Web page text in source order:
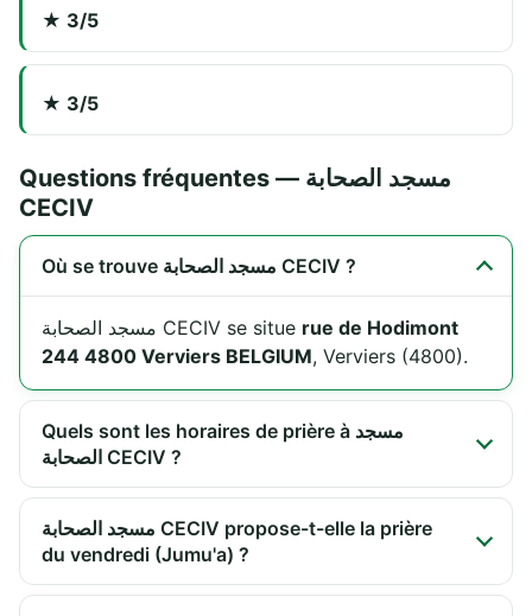
★ 3/5
★ 3/5
Questions fréquentes — مسجد الصحابة
CECIV
Où se trouve مسجد الصحابة CECIV ?
مسجد الصحابة CECIV se situe rue de Hodimont
244 4800 Verviers BELGIUM, Verviers (4800).
Quels sont les horaires de prière à مسجد
الصحابة CECIV ?
مسجد الصحابة CECIV propose-t-elle la prière
du vendredi (Jumu'a) ?